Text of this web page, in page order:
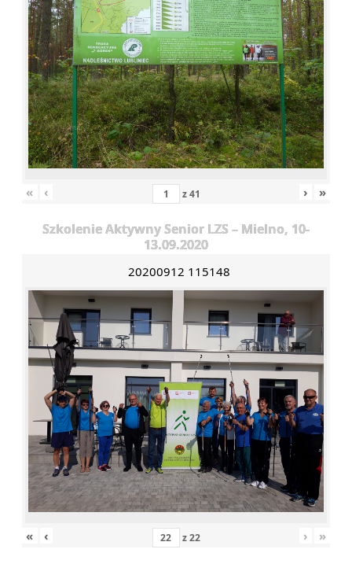
« ‹ z41 › »
Szkolenie Aktywny Senior LZS – Mielno, 10-
13.09.2020
20200912 115148
« ‹ z22 › »